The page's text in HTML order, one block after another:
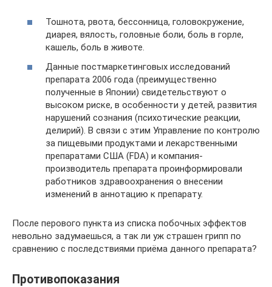
Тошнота, рвота, бессонница, головокружение,
диарея, вялость, головные боли, боль в горле,
кашель, боль в животе.
Данные постмаркетинговых исследований
препарата 2006 года (преимущественно
полученные в Японии) свидетельствуют о
высоком риске, в особенности у детей, развития
нарушений сознания (психотические реакции,
делирий). В связи с этим Управление по контролю
за пищевыми продуктами и лекарственными
препаратами США (FDA) и компания-
производитель препарата проинформировали
работников здравоохранения о внесении
изменений в аннотацию к препарату.
После перового пункта из списка побочных эффектов
невольно задумаешься, а так ли уж страшен грипп по
сравнению с последствиями приёма данного препарата?
Противопоказания